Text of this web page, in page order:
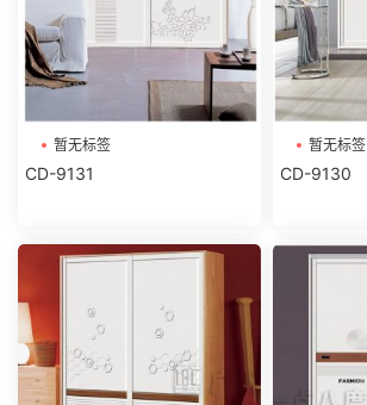
暂无标签
CD-9131
暂无标签
CD-9130